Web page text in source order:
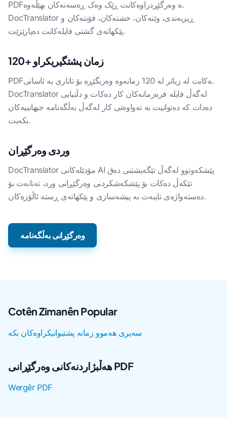
PDFە وەرگێڕدراوەکانت ڕێک وەک ڕەسەنەکان بهێڵەوە.
DocTranslator ڕیزبەندی، وێنەکان، خشتەکان، فۆنتەکان و
پێکهاتەی گشتی فایلەکانت دەپارێزێت.
120+ زمان پشتگیریکراو
PDFەکانت لە زیاتر لە 120 زمانەوە وەربگێڕە بۆ تاتاری بە ئاسانی.
DocTranslator لەگەڵ فایلە فرەزمانەکان کار دەکات و دڵنیایی
دەدات کە دەتوانیت بە تەواوەتی کار لەگەڵ بەڵگەنامە جیهانییەکان
بکەیت.
وردی وەرگێڕان
DocTranslator مۆدێلەکانی AI پێشکەوتوو لەگەڵ تێگەیشتنی دەق
تێکەڵ دەکات بۆ پێشکەشکردنی وەرگێڕانی ورد، تەنانەت بۆ
دەستەواژەی تایبەت بە پیشەسازی و پێکهاتەی ڕستە ئاڵۆزەکان.
وەرگێڕانی بەڵگەنامە
Cotên Zimanên Popular
سەیری هەموو زمانە پشتیوانیکراوەکان بکە
هەڵبژاردنەکانی وەرگێڕانی PDF
Wergêr PDF